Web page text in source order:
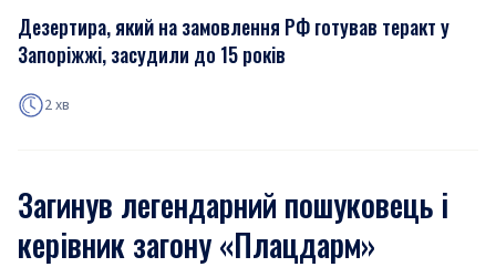
Дезертира, який на замовлення РФ готував теракт у
Запоріжжі, засудили до 15 років
2 хв
Загинув легендарний пошуковець і
керівник загону «Плацдарм»